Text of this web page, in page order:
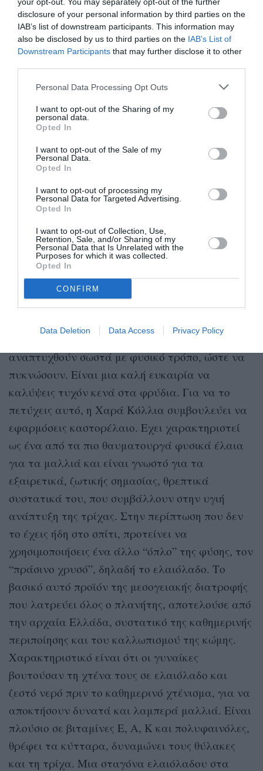
disclosure of your personal information by third parties on the
IAB’s list of downstream participants. This information may
also be disclosed by us to third parties on the IAB’s List of
Downstream Participants that may further disclose it to other
Personal Data Processing Opt Outs
I want to opt-out of the Sharing of my
personal data.
Opted In
I want to opt-out of the Sale of my
Personal Data.
Opted In
I want to opt-out of processing my
Personal Data for Targeted Advertising.
Opted In
I want to opt-out of Collection, Use,
Retention, Sale, and/or Sharing of my
Personal Data that Is Unrelated with the
Purposes for which it was collected.
Opted In
CONFIRM
Data Deletion Data Access Privacy Policy
τρία χιλιοστά. Στη συνέχεια, μπορείς να
προχωρήσεις στην αφαίρεση όσων τριχών έχουν
αναπτυχθεί έξω από το σχήμα των φρυδιών (το
οποίο έχεις μεγαλώσει υπενθυμίζω κατά τρία
χιλιοστά ώστε να μην το καταστρέψεις).
Ως προς τις τρίχες που έχουν αναπτυχθεί πάνω
από το τόξο των φρυδιών, όπως τονίζει η Χαρά
Αφαιρούνται μόνο με κερί γιατί στο σημείο
αυτό είναι χνούδι. Στην περίπτωση που
χρησιμοποιήσεις τσιμπιδάκι σε αυτές, το
αποτέλεσμα θα είναι να τις δυναμώσεις.
https://www.instagram.com/p/B74ZRP8JXSq/
Διατήρηση πυκνότητας φρυδιών
Βοήθησε τα φρύδια να δυναμώσουν και να
αναπτυχθούν σωστά με φυσικό τρόπο, ώστε να
πυκνώσουν. Είναι μια καλή ευκαιρία να
καλύψεις τυχόν κενά στα φρύδια. Για να το
πετύχεις αυτό, η Χαρά Κόλλια συμβουλεύει να
εφαρμόσεις καστορέλαιο. Εχει χαρακτηριστεί
ως ένα από τα πιο θαυματουργά φυσικά έλαια
για τα μαλλιά και είναι γνωστό για τα
εξαιρετικά, ζωτικής σημασίας, θρεπτικά
συστατικά του, που συμβάλλουν στην υγιή
ανάπτυξη της τρίχας. Στην περίπτωση που δεν
το έχεις ήδη στο σπίτι, προτείνει να
χρησιμοποιήσεις ένα άλλο “όπλο” της φύσης, τον
“πράσινο χρυσό”, δηλαδή το ελαιόλαδο. Το
βασικό αυτό προϊόν της μεσογειακής διατροφής
που λατρεύει όλος ο πλανήτης, αποτελούσε από
την αρχαία Ελλάδα, συστατικό της καθημερινής
περιποίησης και του καλλωπισμού της κώμης.
Χαρακτηριστικό είναι ότι οι γυναίκες
βουτούσαν τη χτένα τους σε ελαιόλαδο και
ζεστό νερό πριν το καθημερινό χτένισμα, για να
αποκτήσουν δυνατά και λαμπερά μαλλιά. Είναι
πλούσιο σε βιταμίνες Ε, Α, Κ και πολυφαινόλες,
θρέφει τα κύτταρα, δυναμώνει τους θύλακες
και τη τρίχα. Μια σταγόνα ελαιόλαδου στα